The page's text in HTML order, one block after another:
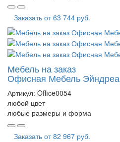
Заказать от63 744 руб.
Мебель на заказ
Офисная Мебель Эйндреа
Артикул: Office0054
любой цвет
любые размеры и форма
Заказать от82 967 руб.